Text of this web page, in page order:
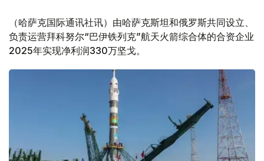
（哈萨克国际通讯社讯）由哈萨克斯坦和俄罗斯共同设立、
负责运营拜科努尔“巴伊铁列克”航天火箭综合体的合资企业
2025年实现净利润330万坚戈。